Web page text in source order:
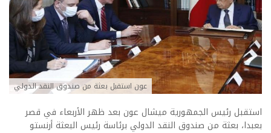
عون استقبل بعثة من صندوق النقد الدولي
استقبل رئيس الجمهورية ميشال عون بعد ظهر الأربعاء في قصر
بعبدا، بعثة من صندوق النقد الدولي برئاسة رئيس البعثة أرنستو